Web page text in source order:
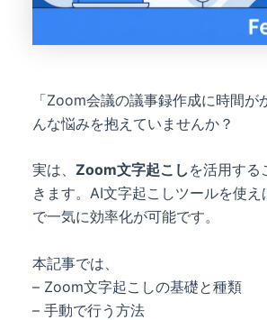
「Zoom会議の議事録作成に時間
んな悩みを抱えていませんか？
実は、 Zoom文字起こし を活用する
きます。AI文字起こしツールを使え
で一気に効率化が可能です。
本記事では、
– Zoom文字起こしの基礎と種類
– 手動で行う方法